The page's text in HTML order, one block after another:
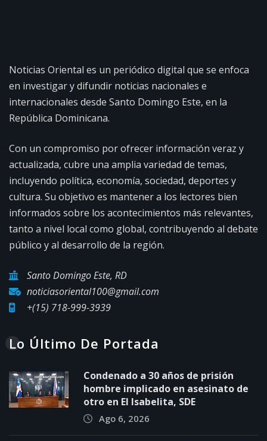
Noticias Oriental es un periódico digital que se enfoca
en investigar y difundir noticias nacionales e
internacionales desde Santo Domingo Este, en la
República Dominicana.
Con un compromiso por ofrecer información veraz y
actualizada, cubre una amplia variedad de temas,
incluyendo política, economía, sociedad, deportes y
cultura. Su objetivo es mantener a los lectores bien
informados sobre los acontecimientos más relevantes,
tanto a nivel local como global, contribuyendo al debate
público y al desarrollo de la región.
Santo Domingo Este, RD
noticiasoriental100@gmail.com
+(15) 718-999-3939
Lo Último De Portada
Condenado a 30 años de prisión
hombre implicado en asesinato de
otro en El Isabelita, SDE
Ago 6, 2026